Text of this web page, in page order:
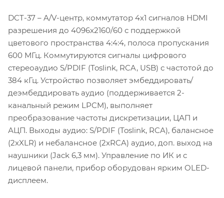
DCT-37 – A/V-центр, коммутатор 4х1 сигналов HDMI
разрешения до 4096x2160/60 с поддержкой
цветового пространства 4:4:4, полоса пропускания
600 МГц. Коммутируются сигналы цифрового
стереоаудио S/PDIF (Toslink, RCA, USB) с частотой до
384 кГц. Устройство позволяет эмбеддировать/
деэмбеддировать аудио (поддерживается 2-
канальный режим LPCM), выполняет
преобразование частоты дискретизации, ЦАП и
АЦП. Выходы аудио: S/PDIF (Toslink, RCA), балансное
(2xXLR) и небалансное (2xRCA) аудио, доп. выход на
наушники (Jack 6,3 мм). Управление по ИК и с
лицевой панели, прибор оборудован ярким OLED-
дисплеем.